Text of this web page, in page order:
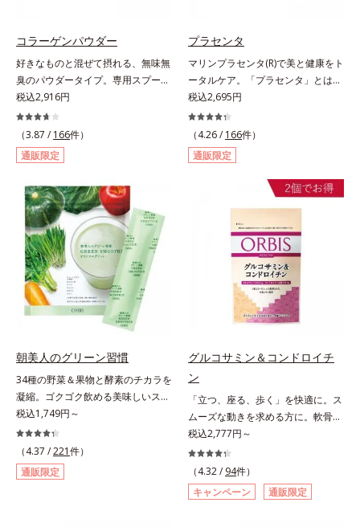
コラーゲンパウダー
好きなものと混ぜて摂れる、無味無
臭のパウダータイプ。専用スプーン
1杯で、ハリと弾力のある毎日に欠
かせない「コラーゲン」5,000㎎を
手軽に摂れる美容パウダーです。無
味無臭で飲み物や料理に影響がな
く、冷たい飲み物にも簡単に溶ける
ます。
税込2,916円
（3.87 / 166件）
通販限定
プラセンタ
マリンプラセンタ(R)で美と健康をト
ータルケア。「プラセンタ」とは、
母から子へ酸素や栄養素をおく
る“胎盤”のこと。豊富な栄養素を含
むプラセンタは、みずみずしい美し
さや元気を求める女性の間で大きな
注目を集めている成分です。豚由来
のプラセンタが多い中、オルビスは
鮭由来のプラセンタを採用しまし
るエラスチンのほか、うるおいをキ
ープするヒアルロン酸、コラーゲ
ン、みずみずしさをアシストするコ
ンドロイチン硫酸など、美しさに磨
きをかける6成分をぎゅっと凝縮。
吸収もスムーズです。
税込2,695円
（4.26 / 166件）
通販限定
朝美人のグリーン習慣
34種の野菜＆果物と酵素のチカラを
凝縮。ゴクゴク飲める美味しいスム
ージーでスッキリ生活をサポート。
酵素と野菜＆果物のパワーで、スッ
キリ生活を応援する、粉末状の酵素
スムージーです。赤米や大麦などの
9種の素材を、黒・黄・白の3種の麹
税込1,749円～
（4.37 /221件）
通販限定
グルコサミン＆コンドロイチ
ン
「立つ、座る、歩く」を快適に。ス
ムーズな動きを求める方に。軟骨の
構成成分のもととなるグルコサミン
は体内でも作られますが、加齢とと
もに分解が進行してしまいます。そ
こで、オルビスは軟骨成分にこだわ
りました。6粒中にグルコサミンを
税込2,777円～
（4.32 / 94件）
キャンペーン
通販限定